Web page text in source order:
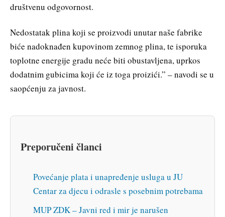
društvenu odgovornost.
Nedostatak plina koji se proizvodi unutar naše fabrike
biće nadoknađen kupovinom zemnog plina, te isporuka
toplotne energije gradu neće biti obustavljena, uprkos
dodatnim gubicima koji će iz toga proizići.” – navodi se u
saopćenju za javnost.
Preporučeni članci
Povećanje plata i unapređenje usluga u JU
Centar za djecu i odrasle s posebnim potrebama
MUP ZDK – Javni red i mir je narušen